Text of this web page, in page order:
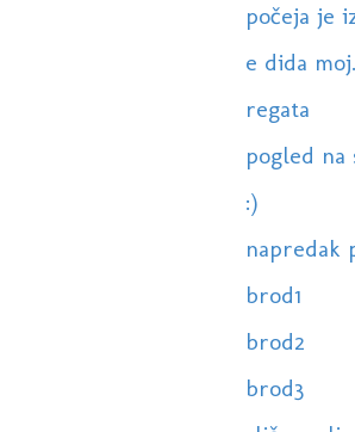
počeja je
e dida
regata
pogled na
:)
napredak
brod1
brod2
brod3